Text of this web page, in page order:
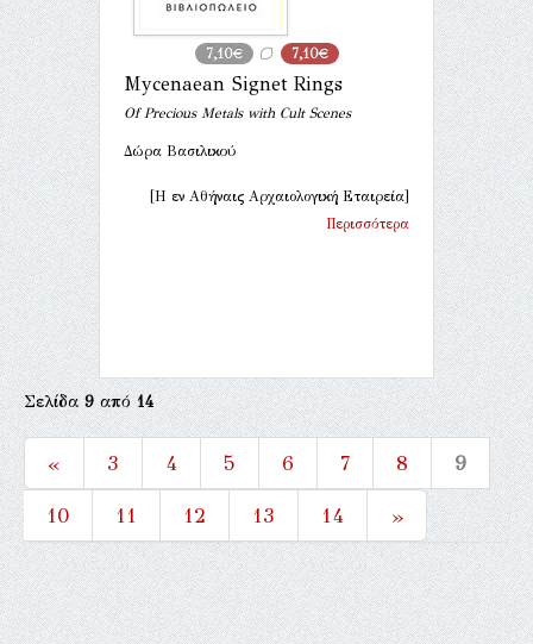
7,10€ 7,10€
Mycenaean Signet Rings
Of Precious Metals with Cult Scenes
Δώρα Βασιλικού
[Η εν Αθήναις Αρχαιολογική Εταιρεία]
Περισσότερα
Σελίδα9από14
« 3 4 5 6 7 8
9
10
11 12 13 14 »